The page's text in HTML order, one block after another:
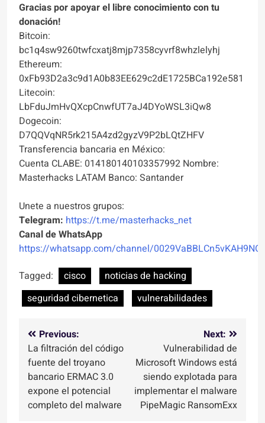
Gracias por apoyar el libre conocimiento con tu
donación!
Bitcoin:
bc1q4sw9260twfcxatj8mjp7358cyvrf8whzlelyhj
Ethereum:
0xFb93D2a3c9d1A0b83EE629c2dE1725BCa192e581
Litecoin:
LbFduJmHvQXcpCnwfUT7aJ4DYoWSL3iQw8
Dogecoin:
D7QQVqNR5rk215A4zd2gyzV9P2bLQtZHFV
Transferencia bancaria en México:
Cuenta CLABE: 014180140103357992 Nombre:
Masterhacks LATAM Banco: Santander
Unete a nuestros grupos:
Telegram: https://t.me/masterhacks_net
Canal de WhatsApp
https://whatsapp.com/channel/
Tagged:
cisco
noticias de hacking
seguridad cibernetica
vulnerabilidades
Navegación
de
entradas
Previous:
La filtración del código
fuente del troyano
bancario ERMAC 3.0
expone el potencial
completo del malware
Next:
Vulnerabilidad de
Microsoft Windows está
siendo explotada para
implementar el malware
PipeMagic RansomExx